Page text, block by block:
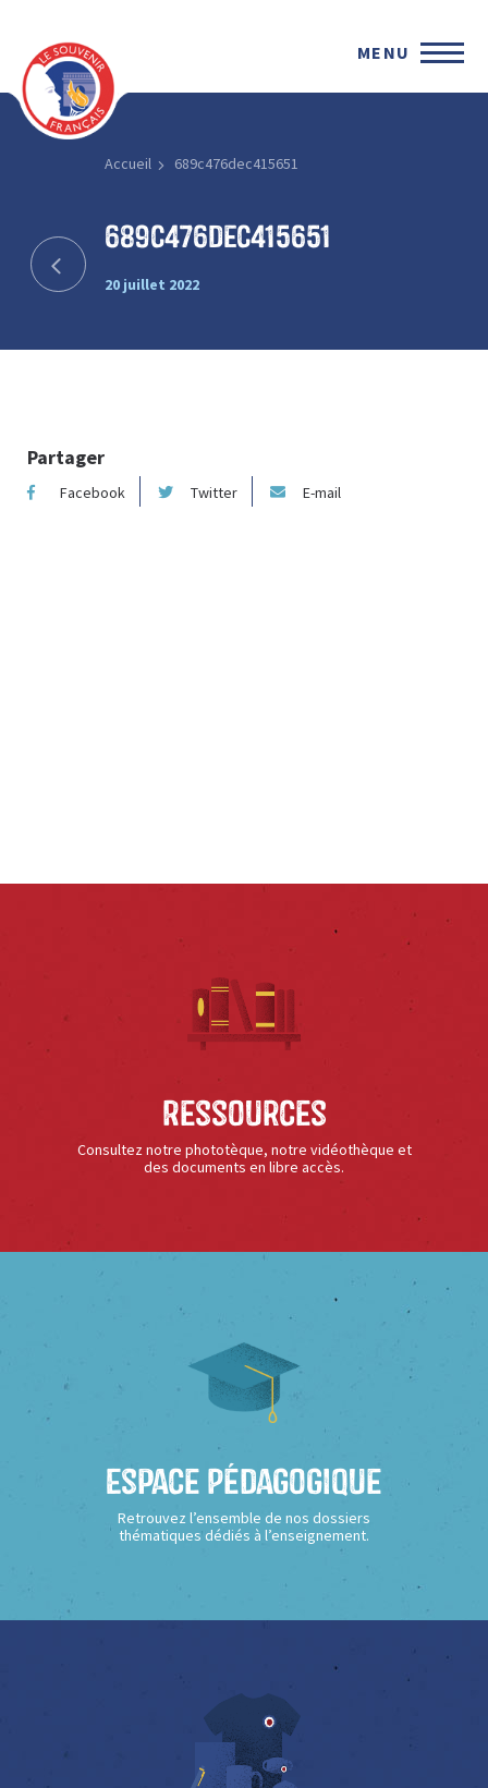
MENU
Accueil 689c476dec415651
689c476dec415651
20 juillet 2022
Partager
Facebook Twitter E-mail
Ressources
Consultez notre phototèque, notre vidéothèque et
des documents en libre accès.
Espace Pédagogique
Retrouvez l’ensemble de nos dossiers
thématiques dédiés à l’enseignement.